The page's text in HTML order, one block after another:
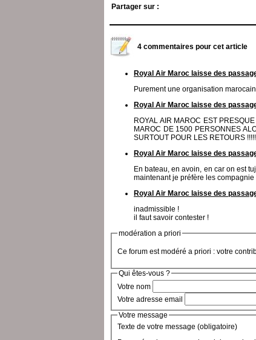
Partager sur :
4 commentaires pour cet article
Royal Air Maroc laisse des
Purement une organisation
Royal Air Maroc laisse des
ROYAL AIR MAROC EST
MAROC DE 1500 PERSONNES
SURTOUT POUR LES RETOURS
Royal Air Maroc laisse des
En bateau, en avoin, en car on est
maintenant je préfère les
Royal Air Maroc laisse des
inadmissible !
il faut savoir contester !
modération a priori
Ce forum est modéré a priori : votre
Qui êtes-vous ?
Votre nom
Votre adresse email
Votre message
Texte de votre message (obligatoire)